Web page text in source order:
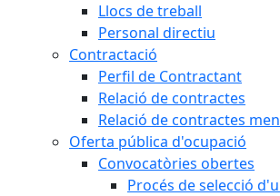
Llocs de treball
Personal directiu
Contractació
Perfil de Contractant
Relació de contractes
Relació de contractes
Oferta pública d'ocupació
Convocatòries obertes
Procés de selecció